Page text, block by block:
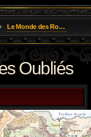
Le Monde des Royaumes Oubliés
Oubliés